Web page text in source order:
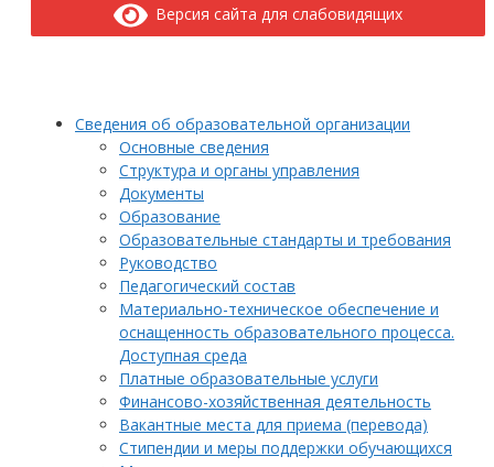
Версия сайта для слабовидящих
Сведения об образовательной организации
Основные сведения
Структура и органы управления
Документы
Образование
Образовательные стандарты и требования
Руководство
Педагогический состав
Материально-техническое обеспечение и
оснащенность образовательного процесса.
Доступная среда
Платные образовательные услуги
Финансово-хозяйственная деятельность
Вакантные места для приема (перевода)
Стипендии и меры поддержки обучающихся